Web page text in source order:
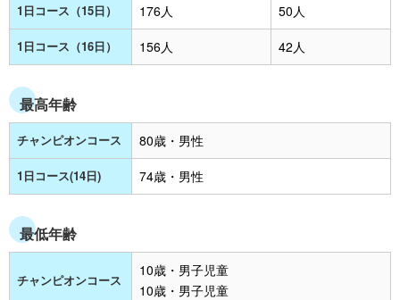
1日コース（15日） 176人 50人
1日コース（16日） 156人 42人
最高年齢
チャンピオンコース 80歳・男性
1日コース(14日) 74歳・男性
最低年齢
チャンピオンコース
10歳・男子児童
10歳・男子児童